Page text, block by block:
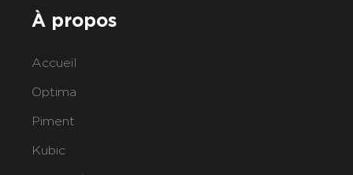
À propos
Accueil
Optima
Piment
Kubic